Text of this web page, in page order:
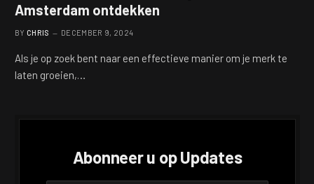
Amsterdam ontdekken
BY CHRIS DECEMBER 9, 2024
Als je op zoek bent naar een effectieve manier om je merk te
laten groeien,…
Abonneer u op Updates